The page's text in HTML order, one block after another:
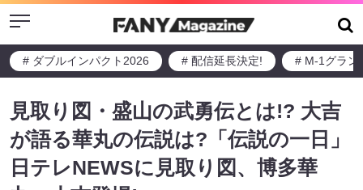
Menu
# ダブルインパクト2026 # 配信延長決定! # M-1グラン
見取り図・盛山の武勇伝とは!? 大吉
が語る華丸の伝説は?「伝説の一日」
日テレNEWSに見取り図、博多華